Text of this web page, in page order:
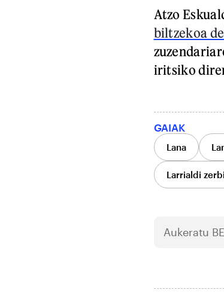
Atzo
biltzekoa
iritsiko
GAIAK
Lana
Larrialdi
Aukeratu